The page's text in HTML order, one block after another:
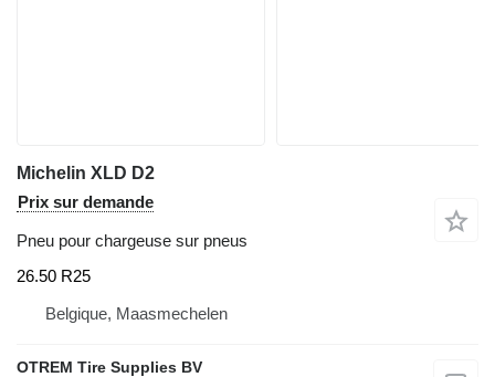
Michelin XLD D2
Prix sur demande
Pneu pour chargeuse sur pneus
26.50 R25
Belgique, Maasmechelen
OTREM Tire Supplies BV